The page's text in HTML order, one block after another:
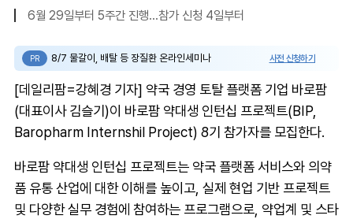
6월 29일부터 5주간 진행…참가 신청 4일부터
PR 8/7 물갈이, 배탈 등 장질환 온라인세미나 사전 신청하기
[데일리팜=강혜경 기자] 약국 경영 토탈 플랫폼 기업 바로팜
(대표이사 김슬기)이 바로팜 약대생 인턴십 프로젝트(BIP,
Baropharm Internshil Project) 8기 참가자를 모집한다.
바로팜 약대생 인턴십 프로젝트는 약국 플랫폼 서비스와 의약
품 유통 산업에 대한 이해를 높이고, 실제 현업 기반 프로젝트
및 다양한 실무 경험에 참여하는 프로그램으로, 약업계 및 스타